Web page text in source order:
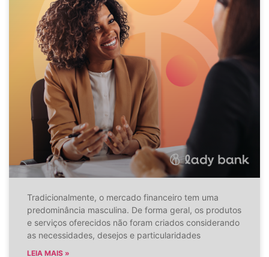
Tradicionalmente, o mercado financeiro tem uma
predominância masculina. De forma geral, os produtos
e serviços oferecidos não foram criados considerando
as necessidades, desejos e particularidades
LEIA MAIS »